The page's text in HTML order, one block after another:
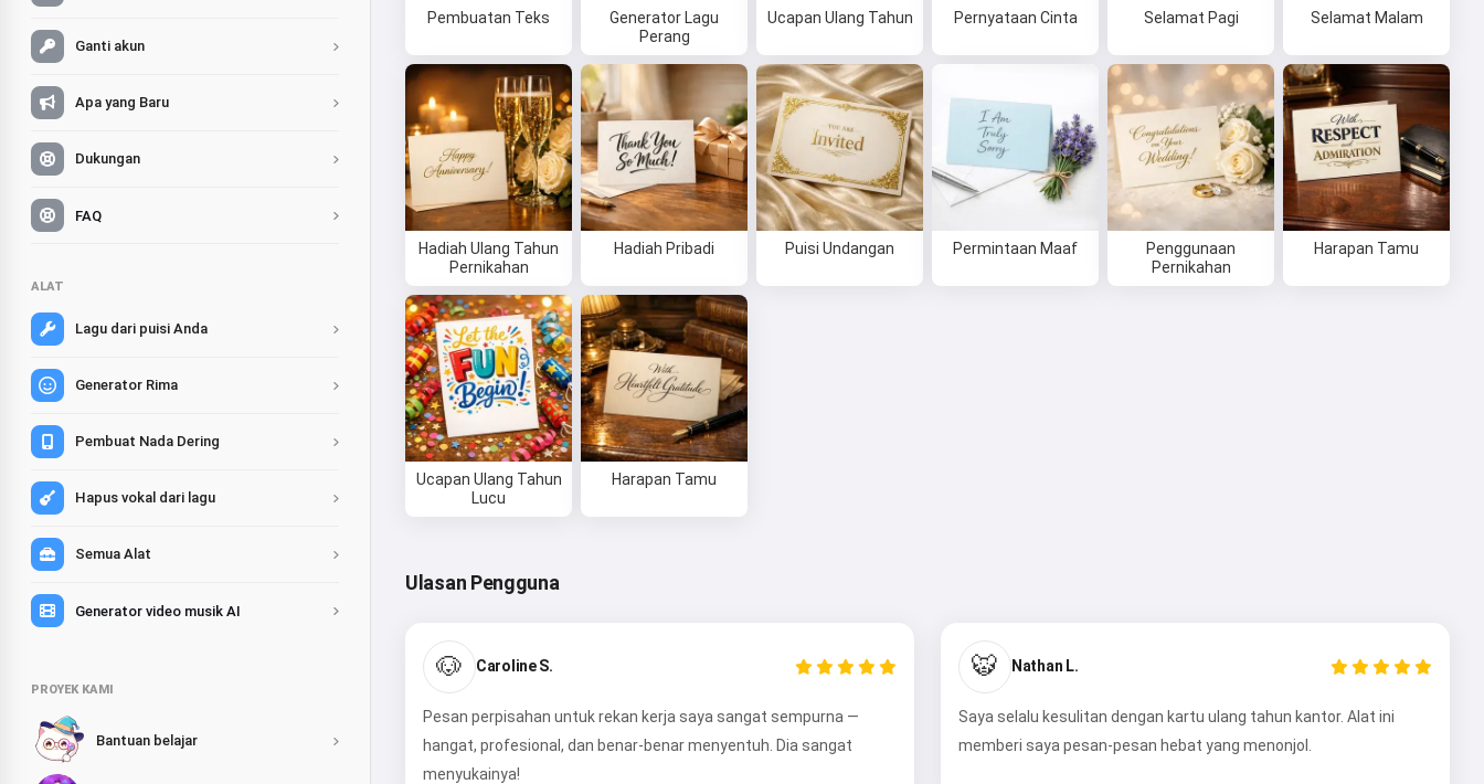
Ganti akun
Apa yang Baru
Dukungan
FAQ
ALAT
Lagu dari puisi Anda
Generator Rima
Pembuat Nada Dering
Hapus vokal dari lagu
Semua Alat
Generator video musik AI
PROYEK KAMI
Bantuan belajar
Pembuatan Teks
Generator Lagu
Perang
Ucapan Ulang Tahun Pernyataan Cinta Selamat Pagi Selamat Malam
Hadiah Ulang Tahun
Pernikahan
Hadiah Pribadi Puisi Undangan Permintaan Maaf
Penggunaan
Pernikahan
Harapan Tamu
Ucapan Ulang Tahun
Lucu
Harapan Tamu
Ulasan Pengguna
🐶 Caroline S.
Pesan perpisahan untuk rekan kerja saya sangat sempurna —
hangat, profesional, dan benar-benar menyentuh. Dia sangat
menyukainya!
🐯 Nathan L.
Saya selalu kesulitan dengan kartu ulang tahun kantor. Alat ini
memberi saya pesan-pesan hebat yang menonjol.
Hai 👋